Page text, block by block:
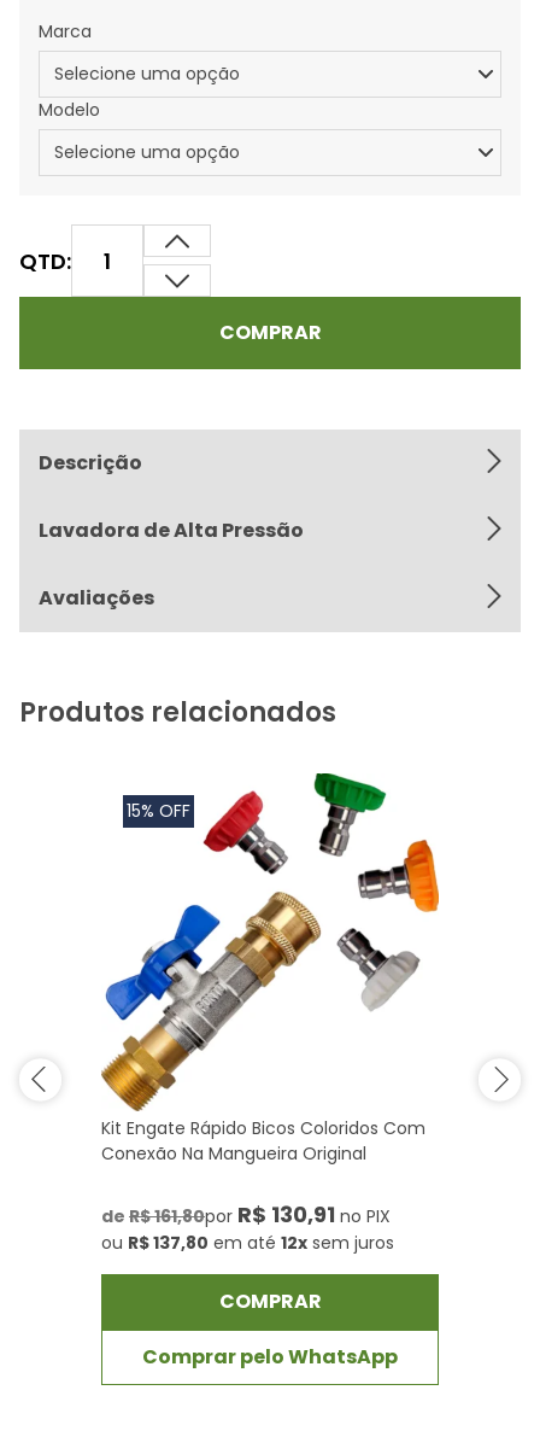
QTD:
COMPRAR
Marca
Modelo
Descrição
Lavadora de Alta Pressão
Avaliações
Produtos relacionados
15% OFF
Kit Engate Rápido Bicos Coloridos Com
Conexão Na Mangueira Original
de R$ 161,80por R$ 130,91 no PIX
ou R$ 137,80 em até 12x sem juros
COMPRAR
Comprar pelo WhatsApp